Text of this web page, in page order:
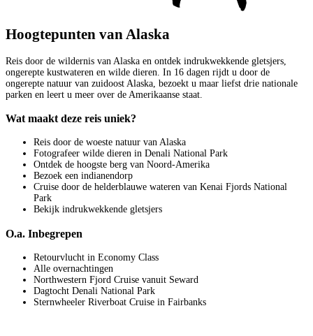
Hoogtepunten van Alaska
Reis door de wildernis van Alaska en ontdek indrukwekkende gletsjers,
ongerepte kustwateren en wilde dieren. In 16 dagen rijdt u door de
ongerepte natuur van zuidoost Alaska, bezoekt u maar liefst drie nationale
parken en leert u meer over de Amerikaanse staat.
Wat maakt deze reis uniek?
Reis door de woeste natuur van Alaska
Fotografeer wilde dieren in Denali National Park
Ontdek de hoogste berg van Noord-Amerika
Bezoek een indianendorp
Cruise door de helderblauwe wateren van Kenai Fjords National
Park
Bekijk indrukwekkende gletsjers
O.a. Inbegrepen
Retourvlucht in Economy Class
Alle overnachtingen
Northwestern Fjord Cruise vanuit Seward
Dagtocht Denali National Park
Sternwheeler Riverboat Cruise in Fairbanks